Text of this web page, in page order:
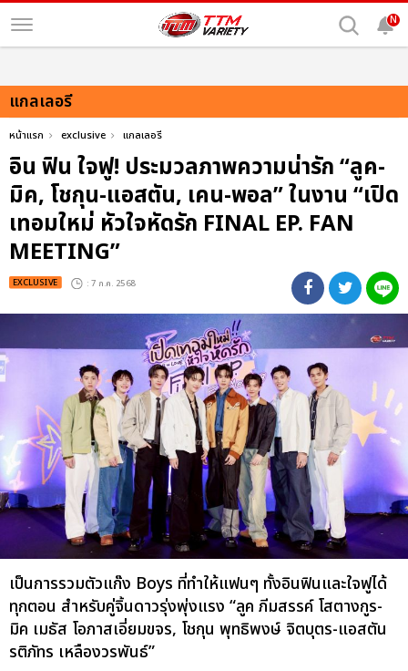
N
แกลเลอรี
หน้าแรก exclusive แกลเลอรี
อิน ฟิน ใจฟู! ประมวลภาพความน่ารัก “ลูค-
มิค, โชกุน-แอสตัน, เคน-พอล” ในงาน “เปิด
เทอมใหม่ หัวใจหัดรัก FINAL EP. FAN
MEETING”
EXCLUSIVE : 7 ก.ค. 2568
เป็นการรวมตัวแก๊ง Boys ที่ทำให้แฟนๆ ทั้งอินฟินและใจฟูได้
ทุกตอน สำหรับคู่จิ้นดาวรุ่งพุ่งแรง “ลูค ภีมสรรค์ โสตางกูร-
มิค เมธัส โอภาสเอี่ยมขจร, โชกุน พุทธิพงษ์ จิตบุตร-แอสตัน
รติภัทร เหลืองวรพันธ์”